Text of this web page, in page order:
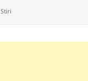
Categorii
Stiri